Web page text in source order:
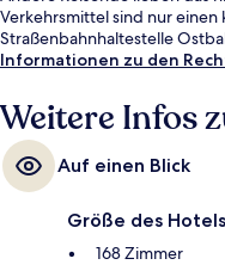
Verkehrsmittel sind nur
Straßenbahnhaltestelle
wenige Schritte und zur
Informationen zu den
Weitere Infos
Auf einen Blick
Größe des Hotels
168 Zimmer